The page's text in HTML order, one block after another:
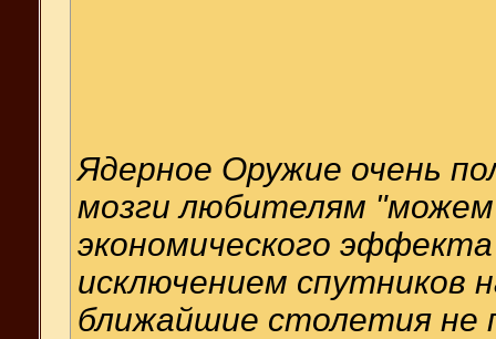
Ядерное Оружие очень
мозги любителям
экономического
исключением спутников
ближайшие столетия не